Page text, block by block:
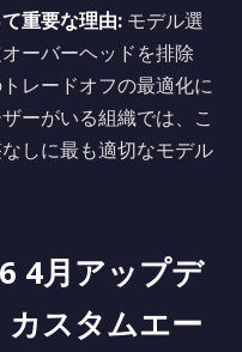
重要な理由: モデル選
ーバーヘッドを排除
レードオフの最適化に
ーがいる組織では、こ
しに最も適切なモデル
4月アップデ
カスタムエー